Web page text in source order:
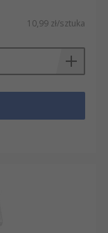
10,99 zł/sztuka